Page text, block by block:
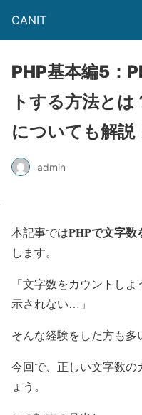
CANIT
PHP基本編5：
トする方法と
についても解説
admin
本記事ではPHPで文字数
します。
「文字数をカウントし
示されない…」
そんな経験をした方も多
今回で、正しい文字数の
ょう。